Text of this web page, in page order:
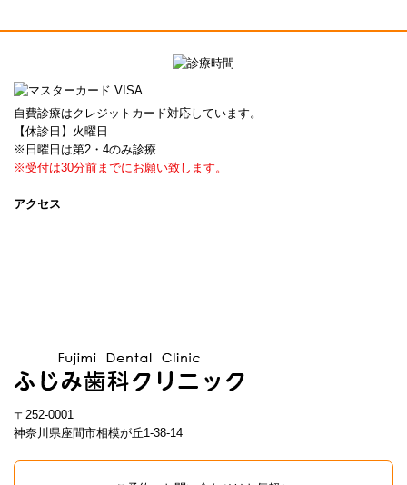
自費診療はクレジットカード対応しています。
【休診日】火曜日
※日曜日は第2・4のみ診療
※受付は30分前までにお願い致します。
アクセス
〒252-0001
神奈川県座間市相模が丘1-38-14